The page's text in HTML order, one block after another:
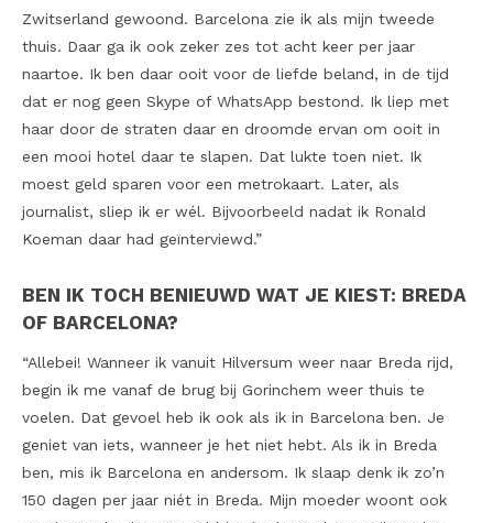
Zwitserland gewoond. Barcelona zie ik als mijn tweede
thuis. Daar ga ik ook zeker zes tot acht keer per jaar
naartoe. Ik ben daar ooit voor de liefde beland, in de tijd
dat er nog geen Skype of WhatsApp bestond. Ik liep met
haar door de straten daar en droomde ervan om ooit in
een mooi hotel daar te slapen. Dat lukte toen niet. Ik
moest geld sparen voor een metrokaart. Later, als
journalist, sliep ik er wél. Bijvoorbeeld nadat ik Ronald
Koeman daar had geïnterviewd.”
BEN IK TOCH BENIEUWD WAT JE KIEST: BREDA
OF BARCELONA?
“Allebei! Wanneer ik vanuit Hilversum weer naar Breda rijd,
begin ik me vanaf de brug bij Gorinchem weer thuis te
voelen. Dat gevoel heb ik ook als ik in Barcelona ben. Je
geniet van iets, wanneer je het niet hebt. Als ik in Breda
ben, mis ik Barcelona en andersom. Ik slaap denk ik zo’n
150 dagen per jaar niét in Breda. Mijn moeder woont ook